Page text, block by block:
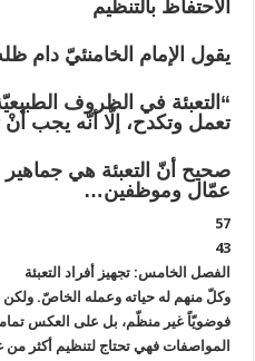
الاحتفاظ بالتنظيم‏
يقول الإمام الخامنئيّ دام
“التعبئة في الظروف
تعمل وتكدح، إلّا أنّه يجب أنْ
صحيح أنّ التعبئة هي
عمّال وموظفين…
57
43
الفصل الخامس: تجهيز أفراد التعبئة
وكلّ منهم له حياته وعمله الخاصّ. ولكن
فوضويّاً غير منظّم، بل على العكس
المواصفات فهي تحتاج لتنظيم أكثر من